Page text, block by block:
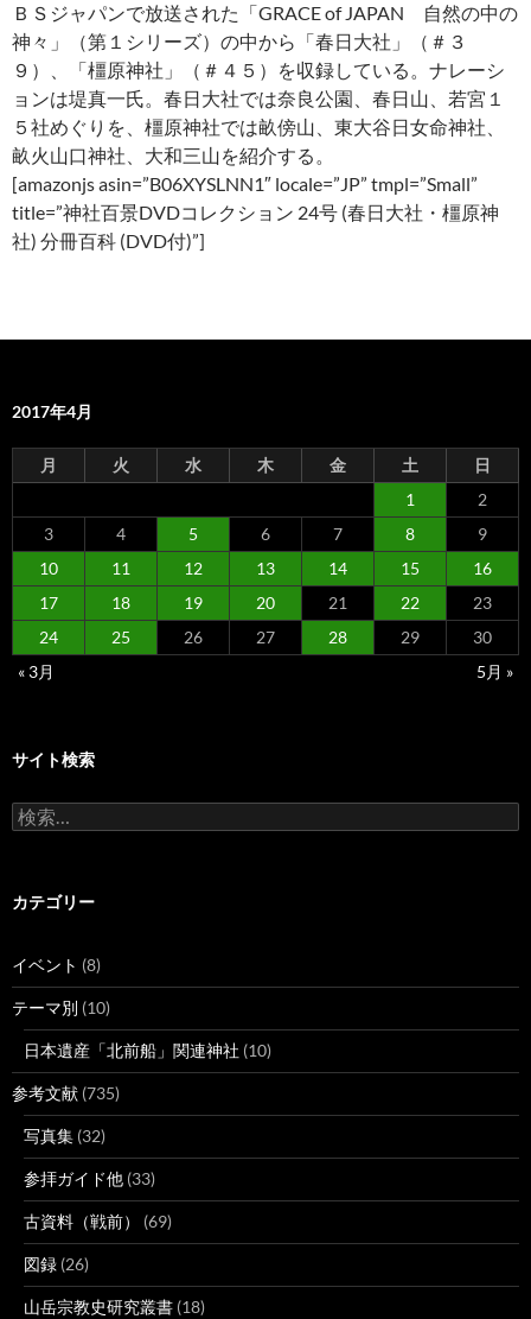
ＢＳジャパンで放送された「GRACE of JAPAN 自然の中の
神々」（第１シリーズ）の中から「春日大社」（＃３
９）、「橿原神社」（＃４５）を収録している。ナレーシ
ョンは堤真一氏。春日大社では奈良公園、春日山、若宮１
５社めぐりを、橿原神社では畝傍山、東大谷日女命神社、
畝火山口神社、大和三山を紹介する。
[amazonjs asin=”B06XYSLNN1″ locale=”JP” tmpl=”Small”
title=”神社百景DVDコレクション 24号 (春日大社・橿原神
社) 分冊百科 (DVD付)”]
2017年4月
月 火 水 木 金 土
日
1
2
3
4 5 6 7 8
9
10
11 12 13 14 15
16
17
18 19 20 21 22
23
24
25 26 27 28 29
30
« 3月
5月 »
サイト検索
検
索:
カテゴリー
イベント (8)
テーマ別 (10)
日本遺産「北前船」関連神社 (10)
参考文献 (735)
写真集 (32)
参拝ガイド他 (33)
古資料（戦前） (69)
図録 (26)
山岳宗教史研究叢書 (18)